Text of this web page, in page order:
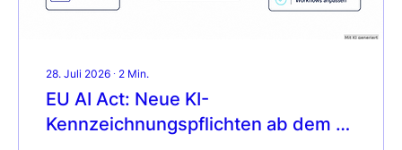
28. Juli 2026 ∙ 2 Min.
EU AI Act: Neue KI-
Kennzeichnungspflichten ab dem 2.